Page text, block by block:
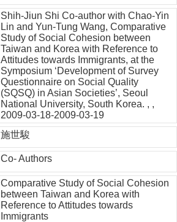
Shih-Jiun Shi Co-author with Chao-Yin
Lin and Yun-Tung Wang, Comparative
Study of Social Cohesion between
Taiwan and Korea with Reference to
Attitudes towards Immigrants, at the
Symposium ‘Development of Survey
Questionnaire on Social Quality
(SQSQ) in Asian Societies’, Seoul
National University, South Korea. , ,
2009-03-18-2009-03-19
施世駿
Co- Authors
Comparative Study of Social Cohesion
between Taiwan and Korea with
Reference to Attitudes towards
Immigrants